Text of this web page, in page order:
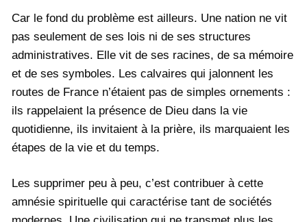
Car le fond du problème est ailleurs. Une nation ne vit
pas seulement de ses lois ni de ses structures
administratives. Elle vit de ses racines, de sa mémoire
et de ses symboles. Les calvaires qui jalonnent les
routes de France n’étaient pas de simples ornements :
ils rappelaient la présence de Dieu dans la vie
quotidienne, ils invitaient à la prière, ils marquaient les
étapes de la vie et du temps.
Les supprimer peu à peu, c’est contribuer à cette
amnésie spirituelle qui caractérise tant de sociétés